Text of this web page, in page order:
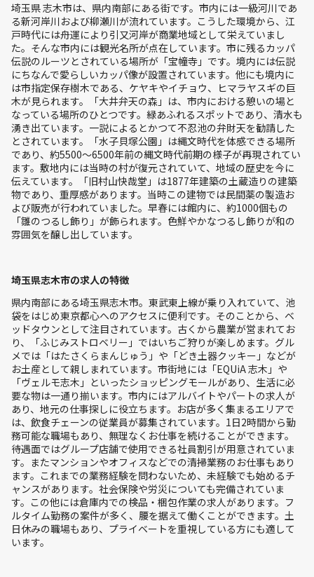
埼玉県 志木市は、県内南部にある街です。市内には一級河川であ
る新河岸川および柳瀬川が流れています。こうした環境から、江
戸時代には舟運により引又河岸が商業地域として栄えていまし
た。そんな市内には観光名所が点在しています。市に残るカッパ
伝説のルーツとされている場所が「宝幢寺」です。境内には伝説
にちなんで愛らしいカッパ像が設置されています。他にも境内に
は市指定保存樹木である、ケヤキやイチョウ、ヒマラヤスギの巨
木が見られます。「大井弁天の森」は、市内における憩いの場と
なっている場所のひとつです。緑あふれるスポットであり、清水も
湧き出ています。一説によるとかつて不忍池の弁財天を勧請した
とされています。「水子貝塚公園」は縄文時代を体感できる場所
であり、約5500～6500年前の縄文時代前期の様子が再現されてい
ます。敷地内には当時の村が復元されていて、地域の歴史を今に
伝えています。「旧村山快哉堂」は1877年建築の土蔵造りの建築
物であり、重厚感があります。当時この建物では民間薬の製造お
よび販売が行われていました。早春には館内に、約1000個もの
「雛のつるし飾り」が飾られます。色鮮やかなつるし飾りが和の
雰囲気を醸し出しています。
埼玉県志木市の求人の特徴
県内南部にある埼玉県志木市。東武東上線が乗り入れていて、池
袋をはじめ東京都心へのアクセスに便利です。そのことから、ベ
ッドタウンとして注目されています。古くから農業が営まれてお
り、「ふじみストロベリー」ではいちご狩りが楽しめます。グル
メでは「はたさくらまんじゅう」や「どき土器クッキー」などが
お土産として親しまれています。市街地には「EQUiA 志木」や
「ヴェルモ志木」といったショッピングモールがあり、生活に必
要な物は一通り揃います。市内にはアルバイトやパートの求人が
あり、地元の仕事探しに役立ちます。お店が多く集まるエリアで
は、飲食チェーンの従業員が募集されています。1日2時間から勤
務可能な職場もあり、無理なくお仕事を続けることができます。
待遇面ではグループ店舗で使用できる社員割引が用意されていま
す。またマンションやオフィスなどでの清掃業務のお仕事もあり
ます。これまでの業務経験を問わないため、未経験でも始めるチ
ャンスがあります。社会保険や労災についても完備されていま
す。この他には倉庫内での検品・梱包作業の求人があります。フ
ルタイム勤務の案件が多く、腰を据えて働くことができます。土
日休みの職場もあり、プライベートを重視している方にも適して
います。